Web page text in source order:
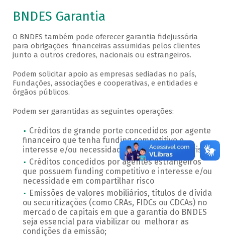
BNDES Garantia
O BNDES também pode oferecer garantia fidejussória
para obrigações financeiras assumidas pelos clientes
junto a outros credores, nacionais ou estrangeiros.
Podem solicitar apoio as empresas sediadas no país,
Fundações, associações e cooperativas, e entidades e
órgãos públicos.
Podem ser garantidas as seguintes operações:
Créditos de grande porte concedidos por agente
financeiro que tenha funding competitivo e
interesse e/ou necessidade em compartilhar risco
Créditos concedidos por agentes estrangeiros
que possuem funding competitivo e interesse e/ou
necessidade em compartilhar risco
Emissões de valores mobiliários, títulos de dívida
ou securitizações (como CRAs, FIDCs ou CDCAs) no
mercado de capitais em que a garantia do BNDES
seja essencial para viabilizar ou melhorar as
condições da emissão;